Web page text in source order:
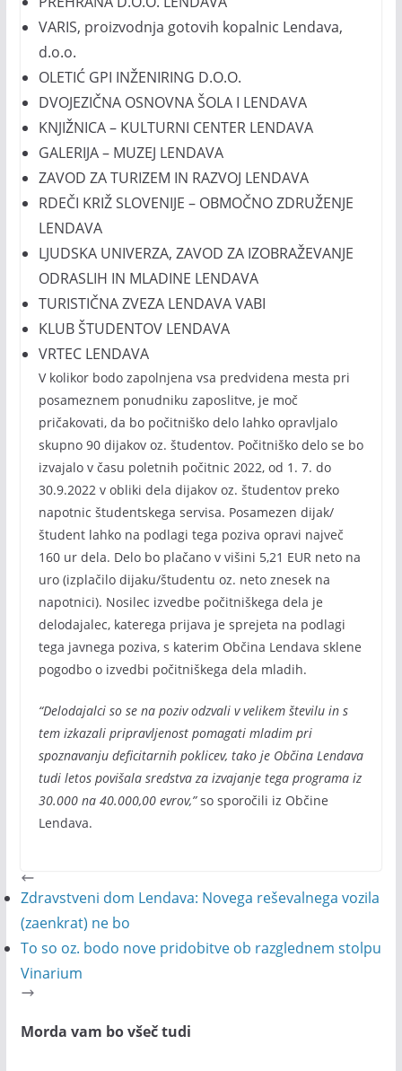
VARIS, proizvodnja gotovih kopalnic Lendava,
d.o.o.
OLETIĆ GPI INŽENIRING D.O.O.
DVOJEZIČNA OSNOVNA ŠOLA I LENDAVA
KNJIŽNICA – KULTURNI CENTER LENDAVA
GALERIJA – MUZEJ LENDAVA
ZAVOD ZA TURIZEM IN RAZVOJ LENDAVA
RDEČI KRIŽ SLOVENIJE – OBMOČNO ZDRUŽENJE
LENDAVA
LJUDSKA UNIVERZA, ZAVOD ZA IZOBRAŽEVANJE
ODRASLIH IN MLADINE LENDAVA
TURISTIČNA ZVEZA LENDAVA VABI
KLUB ŠTUDENTOV LENDAVA
VRTEC LENDAVA
V kolikor bodo zapolnjena vsa predvidena mesta pri
posameznem ponudniku zaposlitve, je moč
pričakovati, da bo počitniško delo lahko opravljalo
skupno 90 dijakov oz. študentov. Počitniško delo se bo
izvajalo v času poletnih počitnic 2022, od 1. 7. do
30.9.2022 v obliki dela dijakov oz. študentov preko
napotnic študentskega servisa. Posamezen dijak/
študent lahko na podlagi tega poziva opravi največ
160 ur dela. Delo bo plačano v višini 5,21 EUR neto na
uro (izplačilo dijaku/študentu oz. neto znesek na
napotnici). Nosilec izvedbe počitniškega dela je
delodajalec, katerega prijava je sprejeta na podlagi
tega javnega poziva, s katerim Občina Lendava sklene
pogodbo o izvedbi počitniškega dela mladih.
“Delodajalci so se na poziv odzvali v velikem številu in s
tem izkazali pripravljenost pomagati mladim pri
spoznavanju deficitarnih poklicev, tako je Občina Lendava
tudi letos povišala sredstva za izvajanje tega programa iz
30.000 na 40.000,00 evrov,”so sporočili iz Občine
Lendava.
Zdravstveni dom Lendava: Novega reševalnega vozila
(zaenkrat) ne bo
To so oz. bodo nove pridobitve ob razglednem stolpu
Vinarium
Morda vam bo všeč tudi